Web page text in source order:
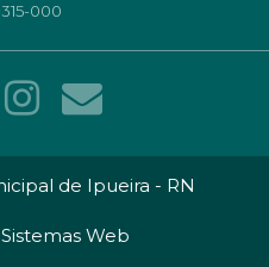
000
de Ipueira - RN
Web